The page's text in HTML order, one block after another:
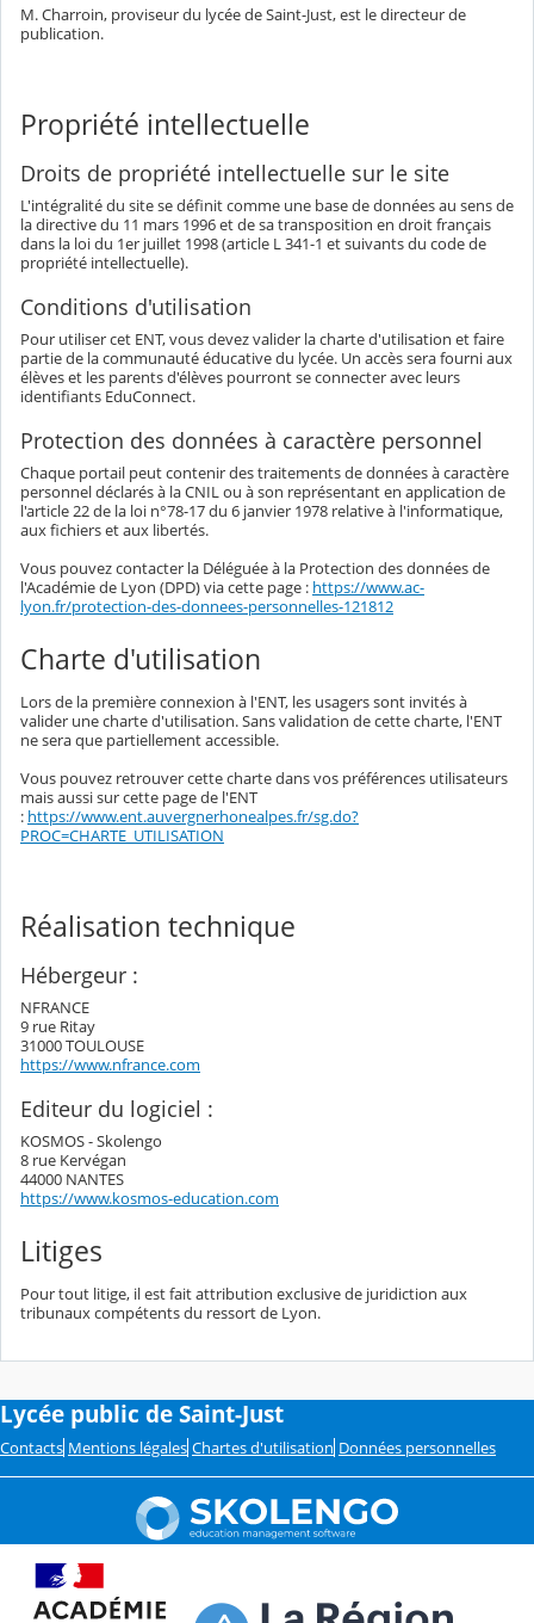
M. Charroin, proviseur du lycée de Saint-Just, est le directeur de
publication.
Propriété intellectuelle
Droits de propriété intellectuelle sur le site
L'intégralité du site se définit comme une base de données au sens de
la directive du 11 mars 1996 et de sa transposition en droit français
dans la loi du 1er juillet 1998 (article L 341-1 et suivants du code de
propriété intellectuelle).
Conditions d'utilisation
Pour utiliser cet ENT, vous devez valider la charte d'utilisation et faire
partie de la communauté éducative du lycée. Un accès sera fourni aux
élèves et les parents d'élèves pourront se connecter avec leurs
identifiants EduConnect.
Protection des données à caractère personnel
Chaque portail peut contenir des traitements de données à caractère
personnel déclarés à la CNIL ou à son représentant en application de
l'article 22 de la loi n°78-17 du 6 janvier 1978 relative à l'informatique,
aux fichiers et aux libertés.
Vous pouvez contacter la Déléguée à la Protection des données de
l'Académie de Lyon (DPD) via cette page : https://www.ac-
lyon.fr/protection-des-donnees-personnelles-121812
Charte d'utilisation
Lors de la première connexion à l'ENT, les usagers sont invités à
valider une charte d'utilisation. Sans validation de cette charte, l'ENT
ne sera que partiellement accessible.
Vous pouvez retrouver cette charte dans vos préférences utilisateurs
mais aussi sur cette page de l'ENT
: https://www.ent.auvergnerhonealpes.fr/sg.do?
PROC=CHARTE_UTILISATION
Réalisation technique
Hébergeur :
NFRANCE
9 rue Ritay
31000 TOULOUSE
https://www.nfrance.com
Editeur du logiciel :
KOSMOS - Skolengo
8 rue Kervégan
44000 NANTES
https://www.kosmos-education.com
Litiges
Pour tout litige, il est fait attribution exclusive de juridiction aux
tribunaux compétents du ressort de Lyon.
Lycée public de Saint-Just
Contacts Mentions légales Chartes d'utilisation Données personnelles